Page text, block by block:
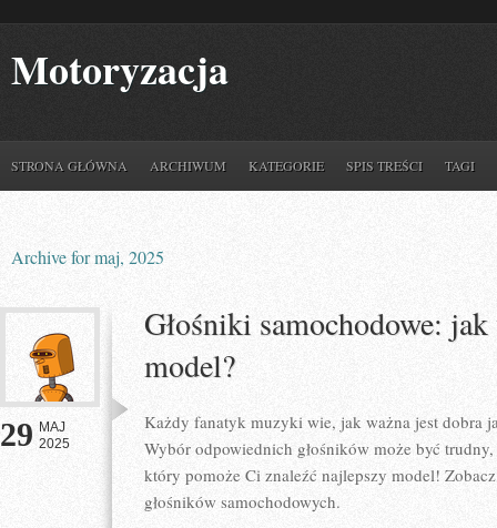
Motoryzacja
STRONA GŁÓWNA ARCHIWUM KATEGORIE SPIS TREŚCI TAGI
Archive for maj, 2025
29 MAJ
2025
Głośniki samochodowe:
model?
Każdy fanatyk muzyki wie, jak ważna jest dobra
Wybór odpowiednich głośników może być
który pomoże Ci znaleźć najlepszy model!
głośników samochodowych.